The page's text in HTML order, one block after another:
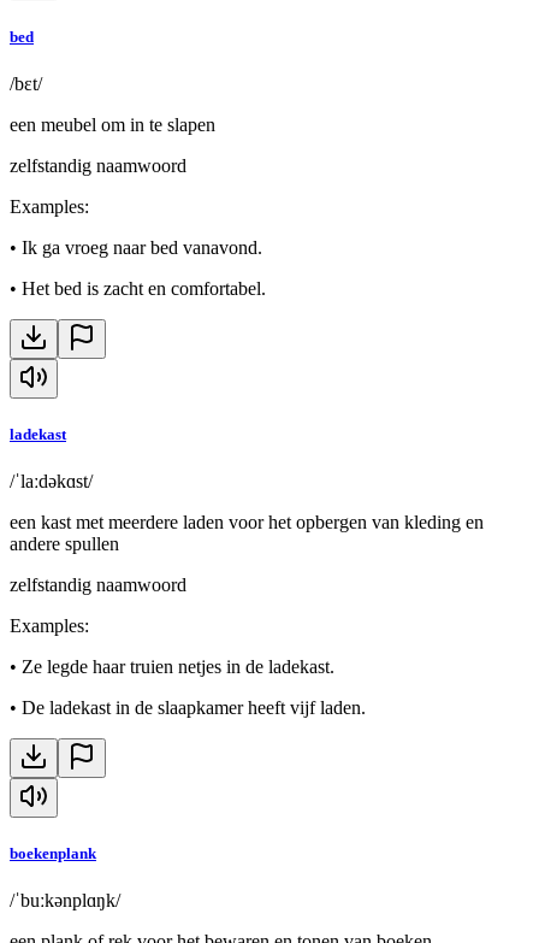
bed
/bɛt/
een meubel om in te slapen
zelfstandig naamwoord
Examples:
• Ik ga vroeg naar bed vanavond.
• Het bed is zacht en comfortabel.
ladekast
/ˈlaːdəkɑst/
een kast met meerdere laden voor het opbergen van kleding en
andere spullen
zelfstandig naamwoord
Examples:
• Ze legde haar truien netjes in de ladekast.
• De ladekast in de slaapkamer heeft vijf laden.
boekenplank
/ˈbuːkənplɑŋk/